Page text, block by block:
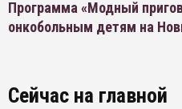
Программа «Модный
онкобольным детям на
Сейчас на главной